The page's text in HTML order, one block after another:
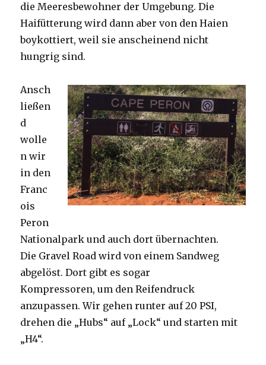
die Meeresbewohner der Umgebung. Die
Haifütterung wird dann aber von den Haien
boykottiert, weil sie anscheinend nicht
hungrig sind.
Ansch
ließen
d
wolle
n wir
in den
Franc
ois
Peron
Nationalpark und auch dort übernachten.
Die Gravel Road wird von einem Sandweg
abgelöst. Dort gibt es sogar
Kompressoren, um den Reifendruck
anzupassen. Wir gehen runter auf 20 PSI,
drehen die „Hubs“ auf „Lock“ und starten mit
„H4“.